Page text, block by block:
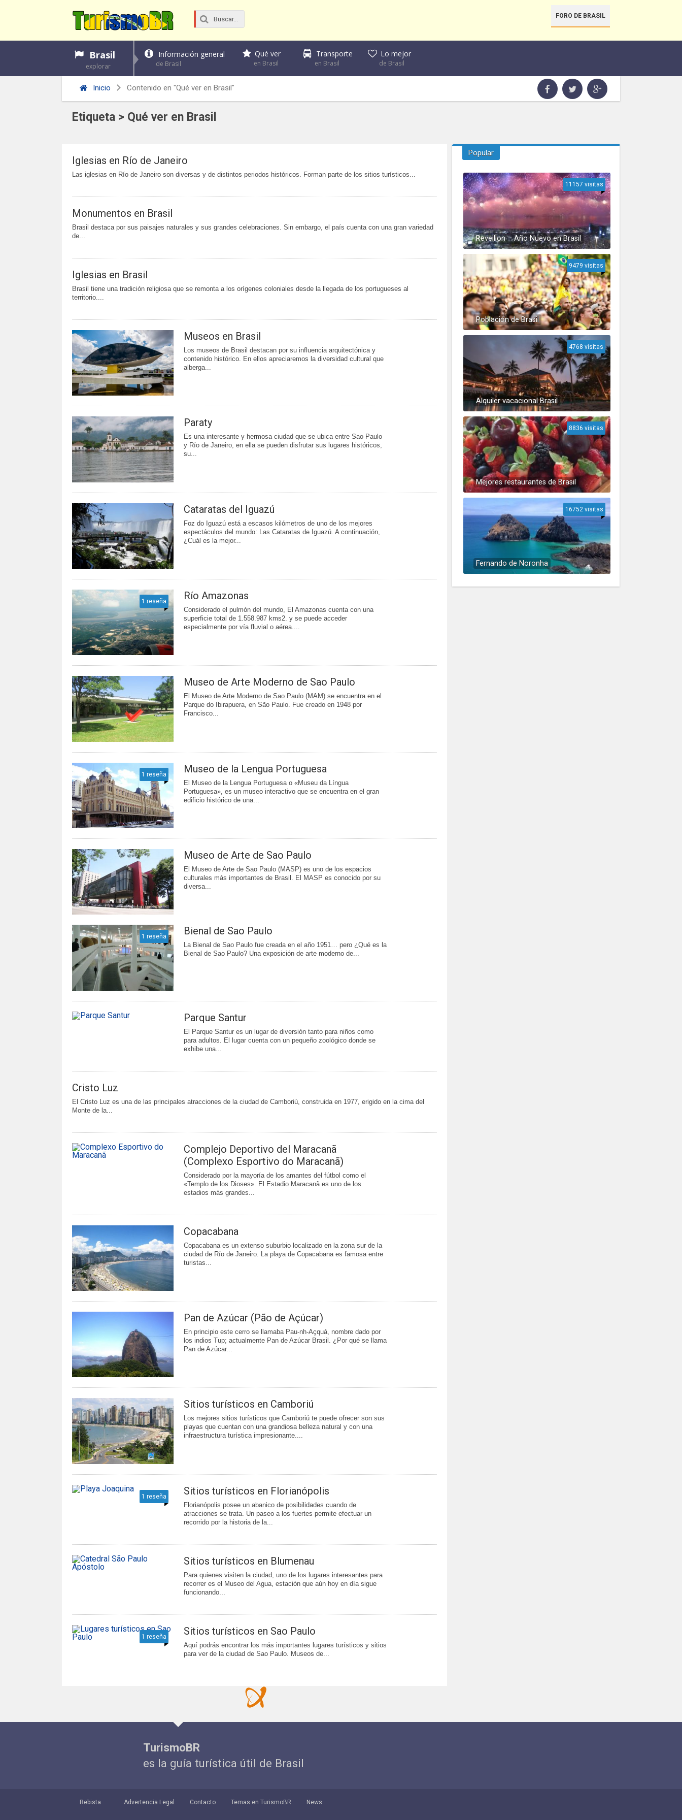
FORO DE BRASIL
Brasil
explorar
Información general
de Brasil
Qué ver
en Brasil
Transporte
en Brasil
Lo mejor
de Brasil
Inicio Contenido en "Qué ver en Brasil"
Etiqueta > Qué ver en Brasil
Iglesias en Río de Janeiro
Las iglesias en Río de Janeiro son diversas y de distintos periodos históricos. Forman parte de los sitios turísticos...
Monumentos en Brasil
Brasil destaca por sus paisajes naturales y sus grandes celebraciones. Sin embargo, el país cuenta con una gran variedad
de...
Iglesias en Brasil
Brasil tiene una tradición religiosa que se remonta a los orígenes coloniales desde la llegada de los portugueses al
territorio....
Museos en Brasil
Los museos de Brasil destacan por su influencia arquitectónica y
contenido histórico. En ellos apreciaremos la diversidad cultural que
alberga...
Paraty
Es una interesante y hermosa ciudad que se ubica entre Sao Paulo
y Río de Janeiro, en ella se pueden disfrutar sus lugares históricos,
su...
Cataratas del Iguazú
Foz do Iguazú está a escasos kilómetros de uno de los mejores
espectáculos del mundo: Las Cataratas de Iguazú. A continuación,
¿Cuál es la mejor...
1 reseña Río Amazonas
Considerado el pulmón del mundo, El Amazonas cuenta con una
superficie total de 1.558.987 kms2. y se puede acceder
especialmente por vía fluvial o aérea....
Museo de Arte Moderno de Sao Paulo
El Museo de Arte Moderno de Sao Paulo (MAM) se encuentra en el
Parque do Ibirapuera, en São Paulo. Fue creado en 1948 por
Francisco...
1 reseña Museo de la Lengua Portuguesa
El Museo de la Lengua Portuguesa o «Museu da Língua
Portuguesa», es un museo interactivo que se encuentra en el gran
edificio histórico de una...
Museo de Arte de Sao Paulo
El Museo de Arte de Sao Paulo (MASP) es uno de los espacios
culturales más importantes de Brasil. El MASP es conocido por su
diversa...
1 reseña Bienal de Sao Paulo
La Bienal de Sao Paulo fue creada en el año 1951… pero ¿Qué es la
Bienal de Sao Paulo? Una exposición de arte moderno de...
Parque Santur
El Parque Santur es un lugar de diversión tanto para niños como
para adultos. El lugar cuenta con un pequeño zoológico donde se
exhibe una...
Cristo Luz
El Cristo Luz es una de las principales atracciones de la ciudad de Camboriú, construida en 1977, erigido en la cima del
Monte de la...
Complejo Deportivo del Maracanã
(Complexo Esportivo do Maracanã)
Considerado por la mayoría de los amantes del fútbol como el
«Templo de los Dioses». El Estadio Maracanã es uno de los
estadios más grandes...
Copacabana
Copacabana es un extenso suburbio localizado en la zona sur de la
ciudad de Río de Janeiro. La playa de Copacabana es famosa entre
turistas...
Pan de Azúcar (Pão de Açúcar)
En principio este cerro se llamaba Pau-nh-Açquá, nombre dado por
los indios Tup; actualmente Pan de Azúcar Brasil. ¿Por qué se llama
Pan de Azúcar...
Sitios turísticos en Camboriú
Los mejores sitios turísticos que Camboriú te puede ofrecer son sus
playas que cuentan con una grandiosa belleza natural y con una
infraestructura turística impresionante....
1 reseña Sitios turísticos en Florianópolis
Florianópolis posee un abanico de posibilidades cuando de
atracciones se trata. Un paseo a los fuertes permite efectuar un
recorrido por la historia de la...
Sitios turísticos en Blumenau
Para quienes visiten la ciudad, uno de los lugares interesantes para
recorrer es el Museo del Agua, estación que aún hoy en día sigue
funcionando...
1 reseña Sitios turísticos en Sao Paulo
Aquí podrás encontrar los más importantes lugares turísticos y sitios
para ver de la ciudad de Sao Paulo. Museos de...
Popular
Reveillon – Año Nuevo en Brasil
11157 visitas
Población de Brasil
9479 visitas
Alquiler vacacional Brasil
4768 visitas
Mejores restaurantes de Brasil
8836 visitas
Fernando de Noronha
16752 visitas
TurismoBR
es la guía turística útil de Brasil
Rebista Advertencia Legal Contacto Temas en TurismoBR News